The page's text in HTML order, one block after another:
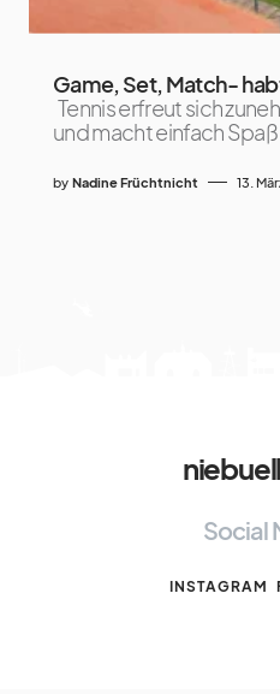
Game, Set, Match-
Tennis erfreut sich
und macht einfach Spaß
by Nadine Früchtnicht 13.
Social
INSTAGRAM